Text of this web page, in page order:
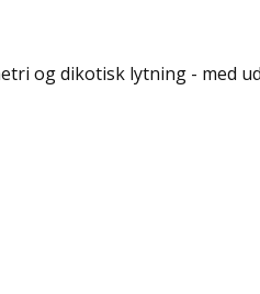
og dikotisk lytning - med